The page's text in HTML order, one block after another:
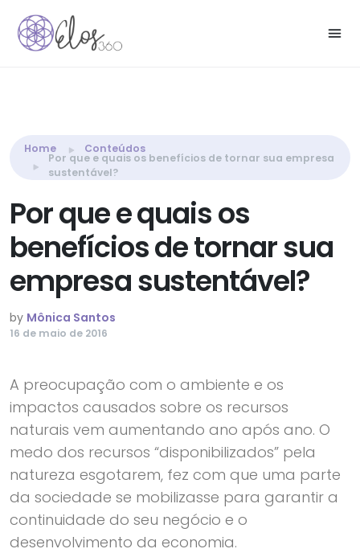
Home Conteúdos
Por que e quais os benefícios de tornar sua empresa
sustentável?
Por que e quais os
benefícios de tornar sua
empresa sustentável?
by Mônica Santos
16 de maio de 2016
A preocupação com o ambiente e os
impactos causados sobre os recursos
naturais vem aumentando ano após ano. O
medo dos recursos “disponibilizados” pela
natureza esgotarem, fez com que uma parte
da sociedade se mobilizasse para garantir a
continuidade do seu negócio e o
desenvolvimento da economia.